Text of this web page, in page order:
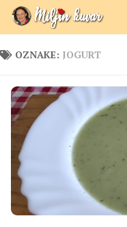
Skip to content
OZNAKE: JOGURT